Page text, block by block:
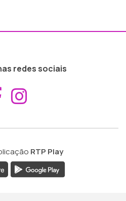
redes sociais
Aceder ao
RTP Play